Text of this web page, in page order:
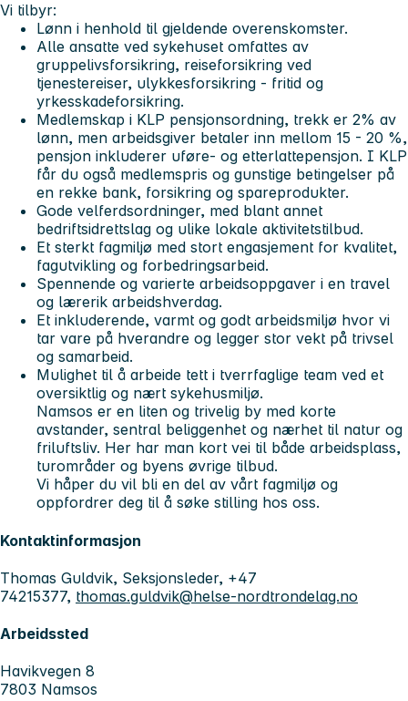
Vi tilbyr:
Lønn i henhold til gjeldende overenskomster.
Alle ansatte ved sykehuset omfattes av
gruppelivsforsikring, reiseforsikring ved
tjenestereiser, ulykkesforsikring - fritid og
yrkesskadeforsikring.
Medlemskap i KLP pensjonsordning, trekk er 2% av
lønn, men arbeidsgiver betaler inn mellom 15 - 20 %,
pensjon inkluderer uføre- og etterlattepensjon. I KLP
får du også medlemspris og gunstige betingelser på
en rekke bank, forsikring og spareprodukter.
Gode velferdsordninger, med blant annet
bedriftsidrettslag og ulike lokale aktivitetstilbud.
Et sterkt fagmiljø med stort engasjement for kvalitet,
fagutvikling og forbedringsarbeid.
Spennende og varierte arbeidsoppgaver i en travel
og lærerik arbeidshverdag.
Et inkluderende, varmt og godt arbeidsmiljø hvor vi
tar vare på hverandre og legger stor vekt på trivsel
og samarbeid.
Mulighet til å arbeide tett i tverrfaglige team ved et
oversiktlig og nært sykehusmiljø.
Namsos er en liten og trivelig by med korte
avstander, sentral beliggenhet og nærhet til natur og
friluftsliv. Her har man kort vei til både arbeidsplass,
turområder og byens øvrige tilbud.
Vi håper du vil bli en del av vårt fagmiljø og
oppfordrer deg til å søke stilling hos oss.
Kontaktinformasjon
Thomas Guldvik, Seksjonsleder, +47
74215377, thomas.guldvik@helse-nordtrondelag.no
Arbeidssted
Havikvegen 8
7803 Namsos